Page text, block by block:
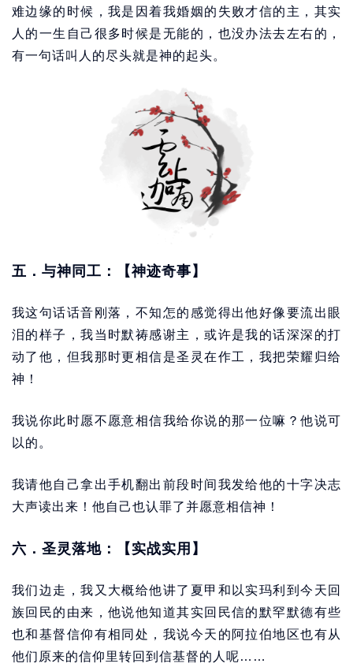
难边缘的时候，我是因着我婚姻的失败才信的主，其实
人的一生自己很多时候是无能的，也没办法去左右的，
有一句话叫人的尽头就是神的起头。
五．与神同工：【神迹奇事】
我这句话话音刚落，不知怎的感觉得出他好像要流出眼
泪的样子，我当时默祷感谢主，或许是我的话深深的打
动了他，但我那时更相信是圣灵在作工，我把荣耀归给
神！
我说你此时愿不愿意相信我给你说的那一位嘛？他说可
以的。
我请他自己拿出手机翻出前段时间我发给他的十字决志
大声读出来！他自己也认罪了并愿意相信神！
六．圣灵落地：【实战实用】
我们边走，我又大概给他讲了夏甲和以实玛利到今天回
族回民的由来，他说他知道其实回民信的默罕默德有些
也和基督信仰有相同处，我说今天的阿拉伯地区也有从
他们原来的信仰里转回到信基督的人呢……